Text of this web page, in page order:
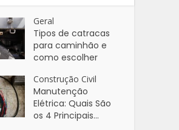
Geral
Tipos de catracas
para caminhão e
como escolher
Construção Civil
Manutenção
Elétrica: Quais São
os 4 Principais...